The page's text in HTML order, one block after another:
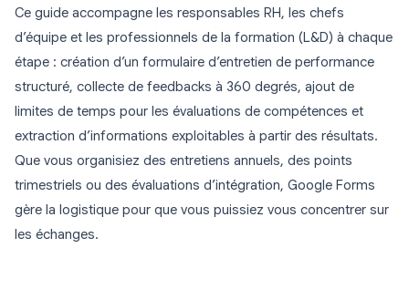
Ce guide accompagne les responsables RH, les chefs
d’équipe et les professionnels de la formation (L&D) à chaque
étape : création d’un formulaire d’entretien de performance
structuré, collecte de feedbacks à 360 degrés, ajout de
limites de temps pour les évaluations de compétences et
extraction d’informations exploitables à partir des résultats.
Que vous organisiez des entretiens annuels, des points
trimestriels ou des évaluations d’intégration, Google Forms
gère la logistique pour que vous puissiez vous concentrer sur
les échanges.